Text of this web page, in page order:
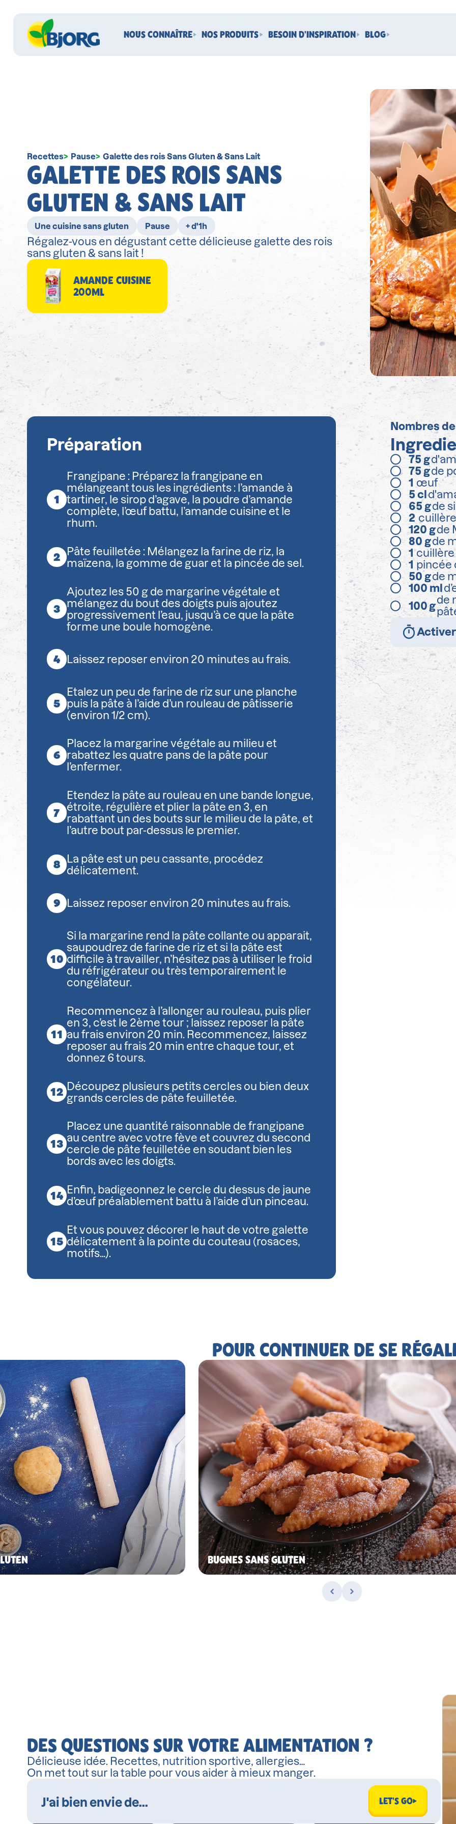
NOUS CONNAÎTRE NOS PRODUITS BESOIN D'INSPIRATION BLOG
Recettes Pause Galette des rois Sans Gluten & Sans Lait
GALETTE DES ROIS SANS
GLUTEN & SANS LAIT
Une cuisine sans gluten Pause + d'1h
Régalez-vous en dégustant cette délicieuse galette des rois
sans gluten & sans lait !
AMANDE CUISINE
200ML
Préparation
Frangipane : Préparez la frangipane en
mélangeant tous les ingrédients : l’amande à
tartiner, le sirop d’agave, la poudre d’amande
complète, l’œuf battu, l’amande cuisine et le
rhum.
Pâte feuilletée : Mélangez la farine de riz, la
maïzena, la gomme de guar et la pincée de sel.
Ajoutez les 50 g de margarine végétale et
mélangez du bout des doigts puis ajoutez
progressivement l’eau, jusqu’à ce que la pâte
forme une boule homogène.
Laissez reposer environ 20 minutes au frais.
Etalez un peu de farine de riz sur une planche
puis la pâte à l’aide d’un rouleau de pâtisserie
(environ 1/2 cm).
Placez la margarine végétale au milieu et
rabattez les quatre pans de la pâte pour
l’enfermer.
Etendez la pâte au rouleau en une bande longue,
étroite, régulière et plier la pâte en 3, en
rabattant un des bouts sur le milieu de la pâte, et
l’autre bout par-dessus le premier.
La pâte est un peu cassante, procédez
délicatement.
Laissez reposer environ 20 minutes au frais.
Si la margarine rend la pâte collante ou apparait,
saupoudrez de farine de riz et si la pâte est
difficile à travailler, n’hésitez pas à utiliser le froid
du réfrigérateur ou très temporairement le
congélateur.
Recommencez à l’allonger au rouleau, puis plier
en 3, c’est le 2ème tour ; laissez reposer la pâte
au frais environ 20 min. Recommencez, laissez
reposer au frais 20 min entre chaque tour, et
donnez 6 tours.
Découpez plusieurs petits cercles ou bien deux
grands cercles de pâte feuilletée.
Placez une quantité raisonnable de frangipane
au centre avec votre fève et couvrez du second
cercle de pâte feuilletée en soudant bien les
bords avec les doigts.
Enfin, badigeonnez le cercle du dessus de jaune
d’œuf préalablement battu à l’aide d’un pinceau.
Et vous pouvez décorer le haut de votre galette
délicatement à la pointe du couteau (rosaces,
motifs…).
Nombres
75 g
75gde
1 œuf
5 cl
65 gde
2
120 gde
80 gde
1 cuillère
1 pincée
50 gde
100 ml
100 gde
POUR CONTINUER DE SE
BUGNES SANS GLUTEN
DES QUESTIONS SUR VOTRE ALIMENTATION ?
Délicieuse idée. Recettes, nutrition sportive, allergies…
On met tout sur la table pour vous aider à mieux manger.
LET'S GO